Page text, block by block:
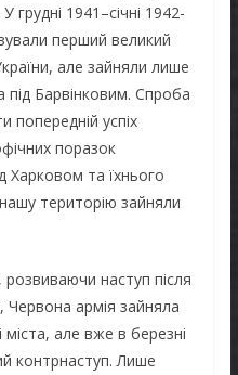
грудні 1941–січні 1942-
перший великий
але зайняли лише
під Барвінковим. Спроба
попередній успіх
поразок
Харковом та їхнього
територію зайняли
наступ після
Червона армія зайняла
міста, але вже в березні
контрнаступ. Лише